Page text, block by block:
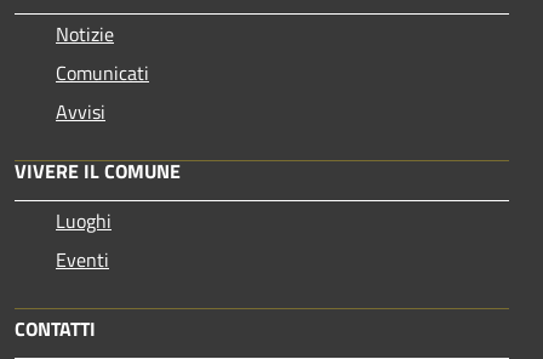
Notizie
Comunicati
Avvisi
VIVERE IL COMUNE
Luoghi
Eventi
CONTATTI